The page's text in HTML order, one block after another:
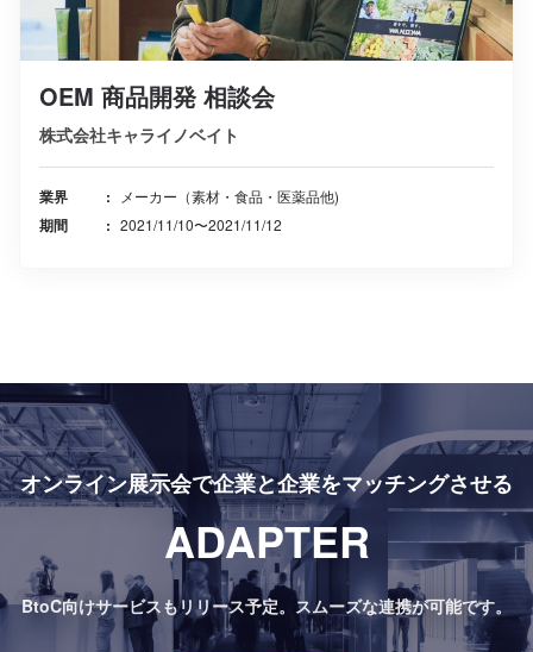
OEM 商品開発 相談会
株式会社キャライノベイト
業界 メーカー（素材・食品・医薬品他)
期間 2021/11/10〜2021/11/12
オンライン展示会で企業と企業をマッチングさせる
ADAPTER
BtoC向けサービスもリリース予定。 スムーズな連携が可能です。